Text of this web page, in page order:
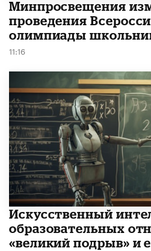
Минпросвещения
проведения
олимпиады
11:16
​Искусственный
образовательных
«великий подрыв» и